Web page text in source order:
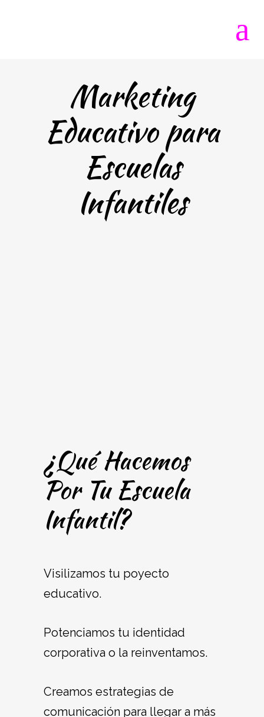
Marketing
Educativo para
Escuelas
Infantiles
¿Qué Hacemos
Por Tu Escuela
Infantil?
Visilizamos tu poyecto
educativo.
Potenciamos tu identidad
corporativa o la reinventamos.
Creamos estrategias de
comunicación para llegar a más